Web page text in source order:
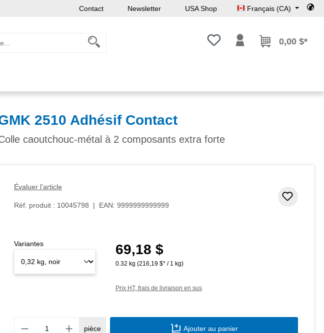
Contact Newsletter USA Shop Français (CA)
Vous avez 0 articles dans votre
0,00 $*
2510 Adhésif Contact
caoutchouc-métal à 2 composants extra forte
Évaluer l'article
Réf. produit : 10045798 | EAN: 9999999999999
Prix régulier :
69,18 $
0.32 kg (216,19 $* / 1 kg)
Prix HT, frais de livraison en sus
Variantes
Quantité de produit : Entrez la quantité
pièce Ajouter au panier